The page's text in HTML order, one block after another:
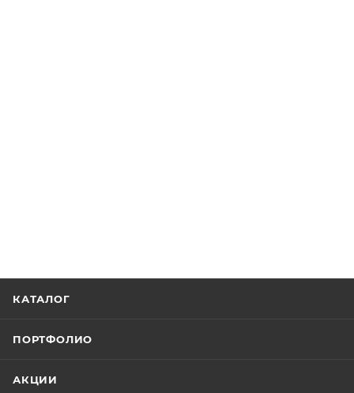
КАТАЛОГ
ПОРТФОЛИО
АКЦИИ